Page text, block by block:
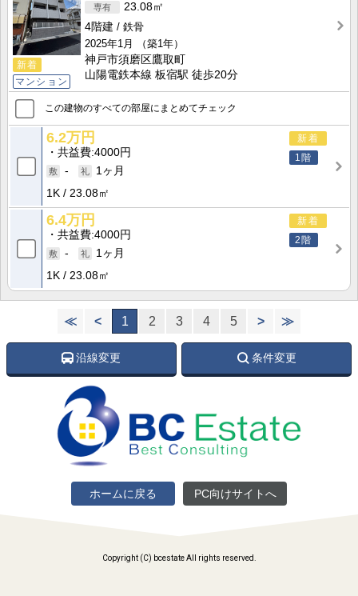
新着
マンション
23.08㎡
4階建
鉄骨
2025年1月
（築1年）
神戸市須磨区鷹取町
山陽電鉄本線 板宿駅 徒歩20分
この建物のすべての部屋にまとめてチェック
新着
1階
6.2万円
共益費 4000円
-
1ヶ月
1K
23.08㎡
新着
2階
6.4万円
共益費 4000円
-
1ヶ月
1K
23.08㎡
≪ < 1 2 3 4 5 > ≫
沿線変更 条件変更
ホームに戻る PC向けサイトへ
Copyright (C) bcestate All rights reserved.